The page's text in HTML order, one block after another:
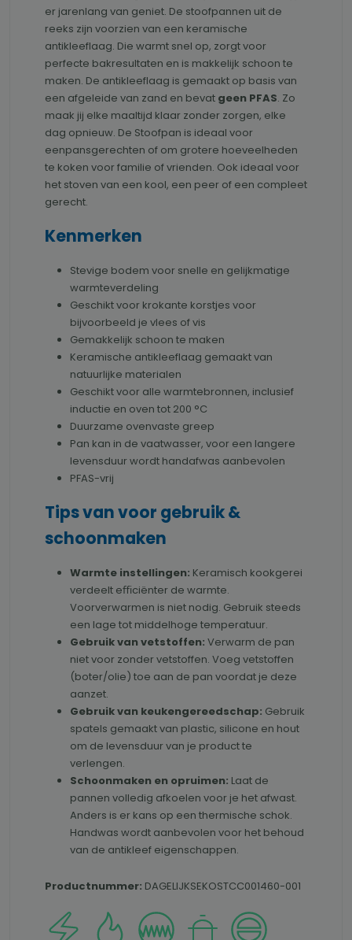
er jarenlang van geniet. De stoofpannen uit de
reeks zijn voorzien van een keramische
antikleeflaag. Die warmt snel op, zorgt voor
perfecte bakresultaten en is makkelijk schoon te
maken. De antikleeflaag is gemaakt op basis van
een afgeleide van zand en bevat geen PFAS. Zo
maak jij elke maaltijd klaar zonder zorgen, elke
dag opnieuw. De Stoofpan is ideaal voor
eenpansgerechten of om grotere hoeveelheden
te koken voor familie of vrienden. Ook ideaal voor
het stoven van een kool, een peer of een compleet
gerecht.
Kenmerken
Stevige bodem voor snelle en gelijkmatige
warmteverdeling
Geschikt voor krokante korstjes voor
bijvoorbeeld je vlees of vis
Gemakkelijk schoon te maken
Keramische antikleeflaag gemaakt van
natuurlijke materialen
Geschikt voor alle warmtebronnen, inclusief
inductie en oven tot 200 °C
Duurzame ovenvaste greep
Pan kan in de vaatwasser, voor een langere
levensduur wordt handafwas aanbevolen
PFAS-vrij
Tips van voor gebruik &
schoonmaken
Warmte instellingen: Keramisch kookgerei
verdeelt eﬃciënter de warmte.
Voorverwarmen is niet nodig. Gebruik steeds
een lage tot middelhoge temperatuur.
Gebruik van vetstoffen: Verwarm de pan
niet voor zonder vetstoffen. Voeg vetstoffen
(boter/olie) toe aan de pan voordat je deze
aanzet.
Gebruik van keukengereedschap: Gebruik
spatels gemaakt van plastic, silicone en hout
om de levensduur van je product te
verlengen.
Schoonmaken en opruimen: Laat de
pannen volledig afkoelen voor je het afwast.
Anders is er kans op een thermische schok.
Handwas wordt aanbevolen voor het behoud
van de antikleef eigenschappen.
Productnummer: DAGELIJKSEKOSTCC001460-001